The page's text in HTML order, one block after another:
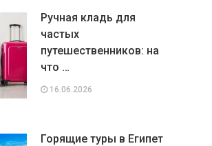
Ручная кладь для
частых
путешественников: на
что …
16.06.2026
Горящие туры в Египет